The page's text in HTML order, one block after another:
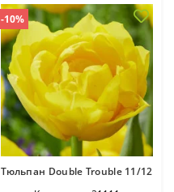
-10%
Тюльпан Double Trouble 11/12